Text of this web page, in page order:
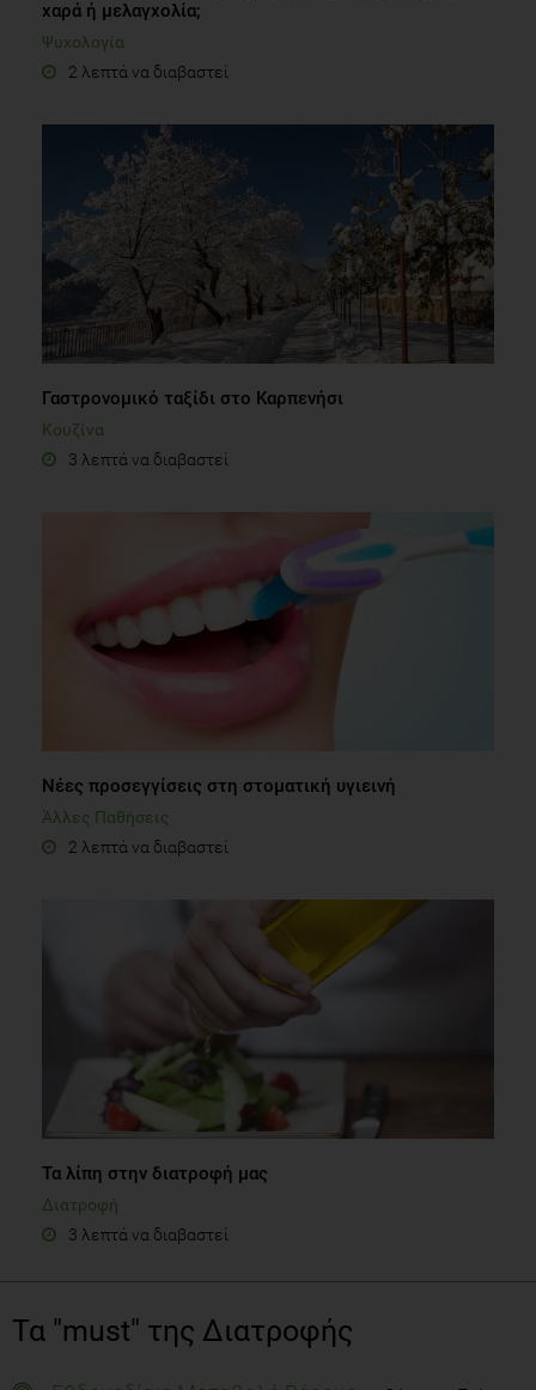
χαρά ή μελαγχολία;
Ψυχολογία
2 λεπτά να διαβαστεί
Γαστρονομικό ταξίδι στο Καρπενήσι
Κουζίνα
3 λεπτά να διαβαστεί
Νέες προσεγγίσεις στη στοματική υγιεινή
Άλλες Παθήσεις
2 λεπτά να διαβαστεί
Τα λίπη στην διατροφή μας
Διατροφή
3 λεπτά να διαβαστεί
Τα "must" της Διατροφής